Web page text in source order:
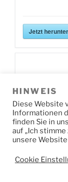
Jetzt
Technik
Jetzt
HINWEIS
Diese Website
Informationen
finden Sie in
auf „Ich
unsere
Cookie